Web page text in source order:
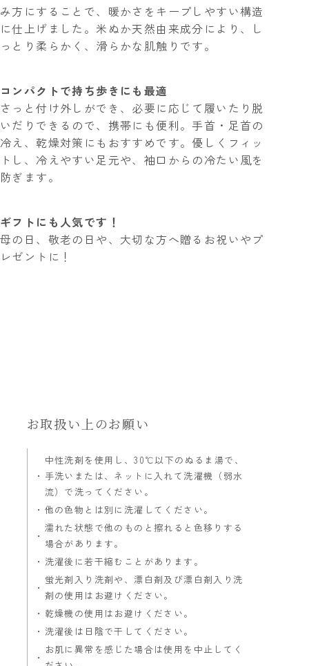
み方にすることで、暖かさをキープしやすい構造
に仕上げました。米ぬか天然由来成分により、し
っとり柔らかく、滑らかな肌触りです。
コンパクトで持ち歩きにも最適
さっと付け外しができ、必要に応じて履いたり脱
いだりできるので、携帯にも便利。手首・足首の
冷え、乾燥対策にもおすすめです。優しくフィッ
トし、冷えやすい足元や、袖口からの冷たい風を
防ぎます。
ギフトにも人気です！
母の日、敬老の日や、大切な方へ贈るお祝いやプ
レゼントに！
お取扱い上のお願い
中性洗剤を使用し、30℃以下のぬるま湯で、
手洗いまたは、ネットに入れて洗濯機（弱水
流）で洗ってください。
他の色物とは別に洗濯してください。
濡れた状態で他のものと擦れると色移りする
場合があります。
洗濯後に若干縮むことがあります。
蛍光剤入り洗剤や、漂白剤及び漂白剤入り洗
剤の使用はお避けください。
乾燥機の使用はお避けください。
洗濯後は日陰で干してください。
お肌に異常を感じた場合は使用を中止してく